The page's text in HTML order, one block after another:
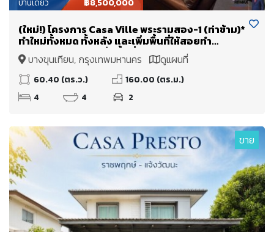
บ้านเดี่ยว ฿8,500,000
(ใหม่!) โครงการ Casa Ville พระรามสอง-1 (ท่าข้าม)*
ทำใหม่ทั้งหมด ทั้งหลัง และเพิ่มพื้นที่ให้สอยทำ
Double Volume เพิ่มพื้นที่ใช้สอย + จาก 160 ตร.ม.
(+80 เป็นเกือบ 240 ตร.ม.)
บางขุนเทียน, กรุงเทพมหานคร ดูแผนที่
60.40 (ตร.ว.)
160.00 (ตร.ม.)
4
4 2
ขาย